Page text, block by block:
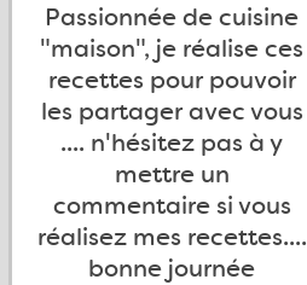
Passionnée de cuisine
"maison", je réalise ces
recettes pour pouvoir
les partager avec vous
.... n'hésitez pas à y
mettre un
commentaire si vous
réalisez mes recettes....
bonne journée